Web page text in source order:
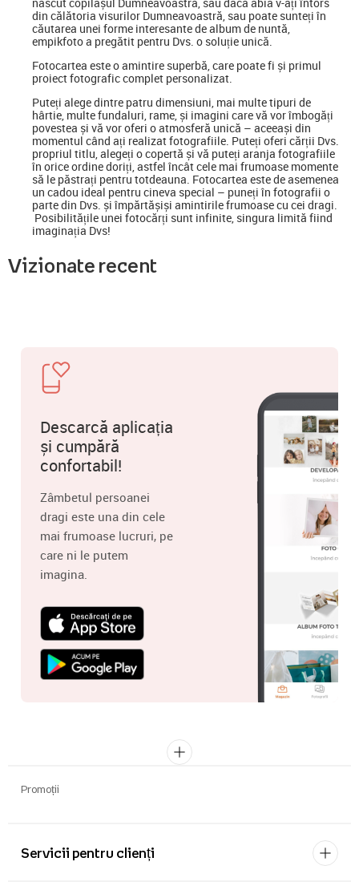
din călătoria visurilor Dumneavoastră, sau poate sunteți în
căutarea unei forme interesante de album de nuntă,
empikfoto a pregătit pentru Dvs. o soluție unică.
Fotocartea este o amintire superbă, care poate fi și primul
proiect fotografic complet personalizat.
Puteți alege dintre patru dimensiuni, mai multe tipuri de
hârtie, multe fundaluri, rame, și imagini care vă vor îmbogăți
povestea și vă vor oferi o atmosferă unică – aceeași din
momentul când ați realizat fotografiile. Puteți oferi cărții Dvs.
propriul titlu, alegeți o copertă și vă puteți aranja fotografiile
în orice ordine doriți, astfel încât cele mai frumoase momente
să le păstrați pentru totdeauna. Fotocartea este de asemenea
un cadou ideal pentru cineva special – puneți în fotografii o
parte din Dvs. și împărtășiși amintirile frumoase cu cei dragi.
Posibilitățile unei fotocărți sunt infinite, singura limită fiind
imaginația Dvs!
Vizionate recent
Descarcă aplicația
și cumpără
confortabil!
Zâmbetul persoanei
dragi este una din cele
mai frumoase lucruri, pe
care ni le putem
imagina.
Promoții
Servicii pentru clienți